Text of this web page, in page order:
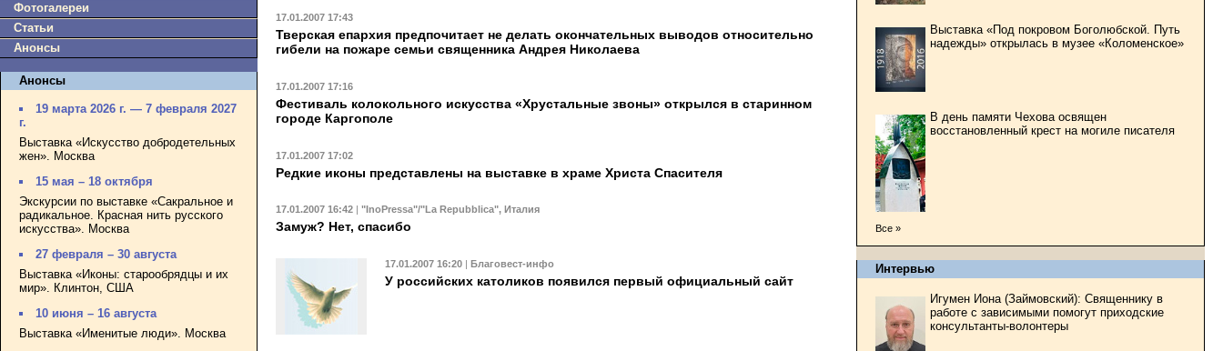
Фотогалереи
Статьи
Анонсы
Анонсы
19 марта 2026 г. — 7 февраля 2027
г.
Выставка «Искусство добродетельных
жен». Москва
15 мая – 18 октября
Экскурсии по выставке «Сакральное и
радикальное. Красная нить русского
искусства». Москва
27 февраля – 30 августа
Выставка «Иконы: старообрядцы и их
мир». Клинтон, США
10 июня – 16 августа
Выставка «Именитые люди». Москва
17.01.2007 17:43
Тверская епархия предпочитает не делать окончательных выводов относительно
гибели на пожаре семьи священника Андрея Николаева
17.01.2007 17:16
Фестиваль колокольного искусства «Хрустальные звоны» открылся в старинном
городе Каргополе
17.01.2007 17:02
Редкие иконы представлены на выставке в храме Христа Спасителя
17.01.2007 16:42 "InoPressa"/"La Repubblica", Италия
Замуж? Нет, спасибо
17.01.2007 16:20 | Благовест-инфо
У российских католиков появился первый официальный сайт
Выставка «Под покровом Боголюбской. Путь
надежды» открылась в музее «Коломенское»
В день памяти Чехова освящен
восстановленный крест на могиле писателя
Все »
Интервью
Игумен Иона (Займовский): Священнику в
работе с зависимыми помогут приходские
консультанты-волонтеры